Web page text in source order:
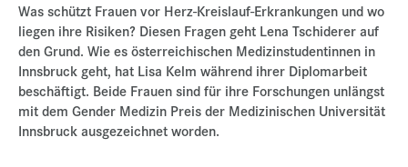
de |en
Was schützt Frauen vor Herz-Kreislauf-Erkrankungen und wo
liegen ihre Risiken? Diesen Fragen geht Lena Tschiderer auf
den Grund. Wie es österreichischen Medizinstudentinnen in
Innsbruck geht, hat Lisa Kelm während ihrer Diplomarbeit
beschäftigt. Beide Frauen sind für ihre Forschungen unlängst
mit dem Gender Medizin Preis der Medizinischen Universität
Innsbruck ausgezeichnet worden.